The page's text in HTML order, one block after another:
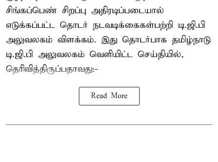
சிங்கப்பெண் சிறப்பு அதிரடிப்படையால்
எடுக்கப்பட்ட தொடர் நடவடிக்கைகள்பற்றி டி.ஜி.பி
அலுவலகம் விளக்கம். இது தொடர்பாக தமிழ்நாடு
டி.ஜி.பி அலுவலகம் வெளியிட்ட செய்தியில்,
தெரிவித்திருப்பதாவது:-
Read More